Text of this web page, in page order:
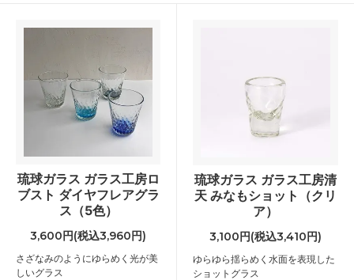
琉球ガラス ガラス工房ロ
ブスト ダイヤフレアグラ
ス（5色）
3,600円(税込3,960円)
さざなみのようにゆらめく光が美
しいグラス
琉球ガラス ガラス工房清
天 みなもショット（クリ
ア）
3,100円(税込3,410円)
ゆらゆら揺らめく水面を表現した
ショットグラス